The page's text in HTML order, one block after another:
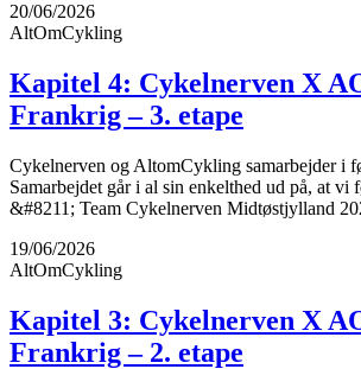
20/06/2026
AltOmCykling
Kapitel 4: Cykelnerven X
Frankrig – 3. etape
Cykelnerven og AltomCykling samarbejder i
Samarbejdet går i al sin enkelthed ud på, at vi
&#8211; Team Cykelnerven Midtøstjylland
19/06/2026
AltOmCykling
Kapitel 3: Cykelnerven X
Frankrig – 2. etape